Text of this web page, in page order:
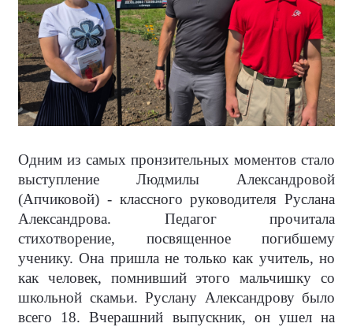
Одним из самых пронзительных моментов стало
выступление Людмилы Александровой
(Апчиковой) - классного руководителя Руслана
Александрова. Педагог прочитала
стихотворение, посвященное погибшему
ученику. Она пришла не только как учитель, но
как человек, помнивший этого мальчишку со
школьной скамьи. Руслану Александрову было
всего 18. Вчерашний выпускник, он ушел на